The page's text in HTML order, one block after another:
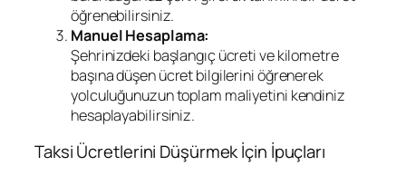
öğrenebilirsiniz.
Manuel Hesaplama:
Şehrinizdeki başlangıç ücreti ve kilometre
başına düşen ücret bilgilerini öğrenerek
yolculuğunuzun toplam maliyetini kendiniz
hesaplayabilirsiniz.
Taksi Ücretlerini Düşürmek İçin İpuçları